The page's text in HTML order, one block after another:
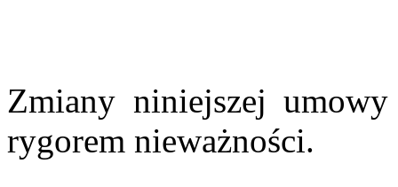
Zmiany niniejszej
rygorem nieważności.